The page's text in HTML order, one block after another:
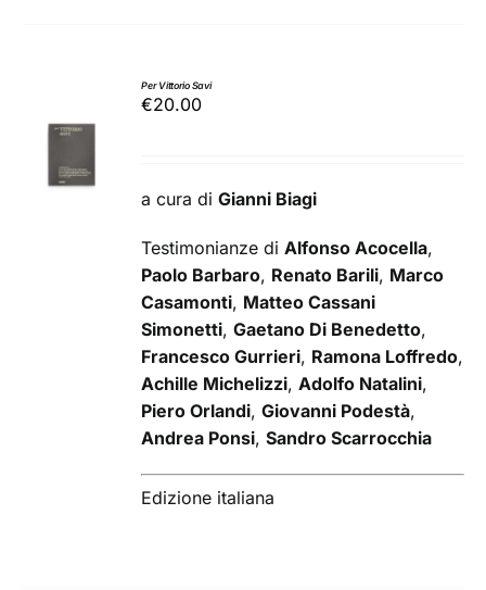
AL
/
Per Vittorio Savi
€20.00
a cura diGianni Biagi
Testimonianze diAlfonso Acocella,
Paolo Barbaro, Renato Barili, Marco
Casamonti, Matteo Cassani
Simonetti,Gaetano Di Benedetto,
Francesco Gurrieri, Ramona Loffredo,
Achille Michelizzi,Adolfo Natalini,
Piero Orlandi,Giovanni Podestà,
Andrea Ponsi,Sandro Scarrocchia
Edizione italiana